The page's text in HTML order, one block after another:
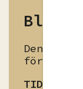
Denna
TID